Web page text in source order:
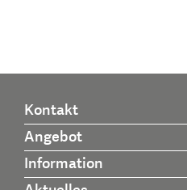
Kontakt
Angebot
Information